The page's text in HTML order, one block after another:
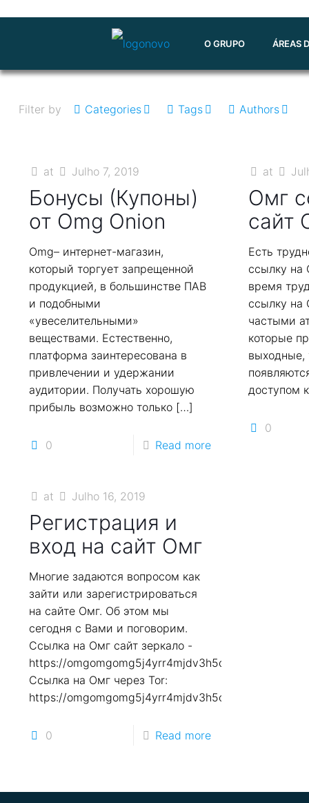
O GRUPO ÁREAS
Filter by Categories Tags Authors
at Julho 7, 2019
Бонусы (Купоны)
от Omg Onion
Omg– интернет-магазин,
который торгует запрещенной
продукцией, в большинстве ПАВ
и подобными
«увеселительными»
веществами. Естественно,
платформа заинтересована в
привлечении и удержании
аудитории. Получать хорошую
прибыль возможно только[…]
0 Read more
at
Омг
сайт
Есть
ссылку на
время
ссылку на
частыми
которые
выходные,
доступом
0
at Julho 16, 2019
Регистрация и
вход на сайт Омг
Многие задаются вопросом как
зайти или зарегистрироваться
на сайте Омг. Об этом мы
сегодня с Вами и поговорим.
Ссылка на Омг сайт зеркало -
https://
Ссылка на Омг через Tor:
https://
0 Read more